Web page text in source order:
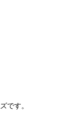
です。